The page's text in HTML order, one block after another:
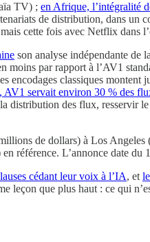
TV) ; en Afrique, l’intégralité
de distribution, dans
cette fois avec Netflix dans
son analyse indépendante de
par rapport à l’AV1
encodages classiques montent
AV1 servait environ 30 % des
des flux, resservir
de dollars) à Los Angeles
référence. L’annonce date
cédant leur voix à l’IA, et
leçon que plus haut : ce qui